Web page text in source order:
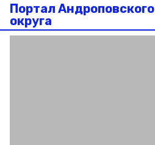
Портал Андроповского
округа